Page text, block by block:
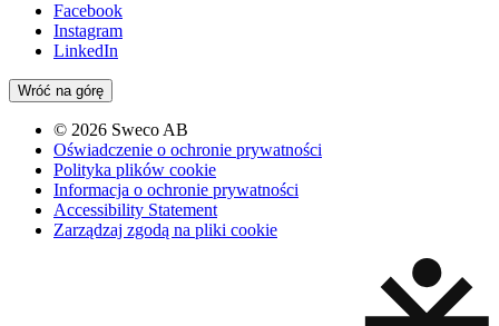
Facebook
Instagram
LinkedIn
Wróć na górę
© 2026 Sweco AB
Oświadczenie o ochronie prywatności
Polityka plików cookie
Informacja o ochronie prywatności
Accessibility Statement
Zarządzaj zgodą na pliki cookie